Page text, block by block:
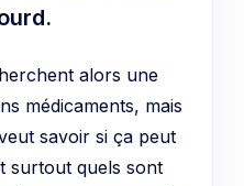
alors une
médicaments, mais
savoir si ça peut
surtout quels sont